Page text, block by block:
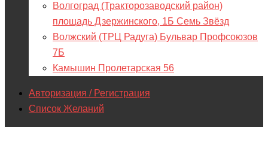
Волгоград (Тракторозаводский район)
площадь Дзержинского, 1Б Семь Звёзд
Волжский (ТРЦ Радуга) Бульвар Профсоюзов
7Б
Камышин Пролетарская 56
Авторизация / Регистрация
Список Желаний